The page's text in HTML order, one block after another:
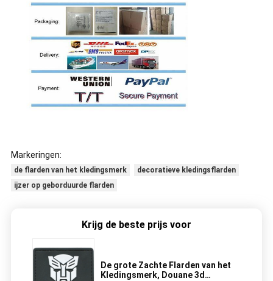
Markeringen:
de flarden van het kledingsmerk
decoratieve kledingsflarden
ijzer op geborduurde flarden
Krijg de beste prijs voor
De grote Zachte Flarden van het
Kledingsmerk, Douane 3d